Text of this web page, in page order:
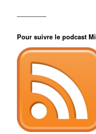
————–
Pour suivre le podcast